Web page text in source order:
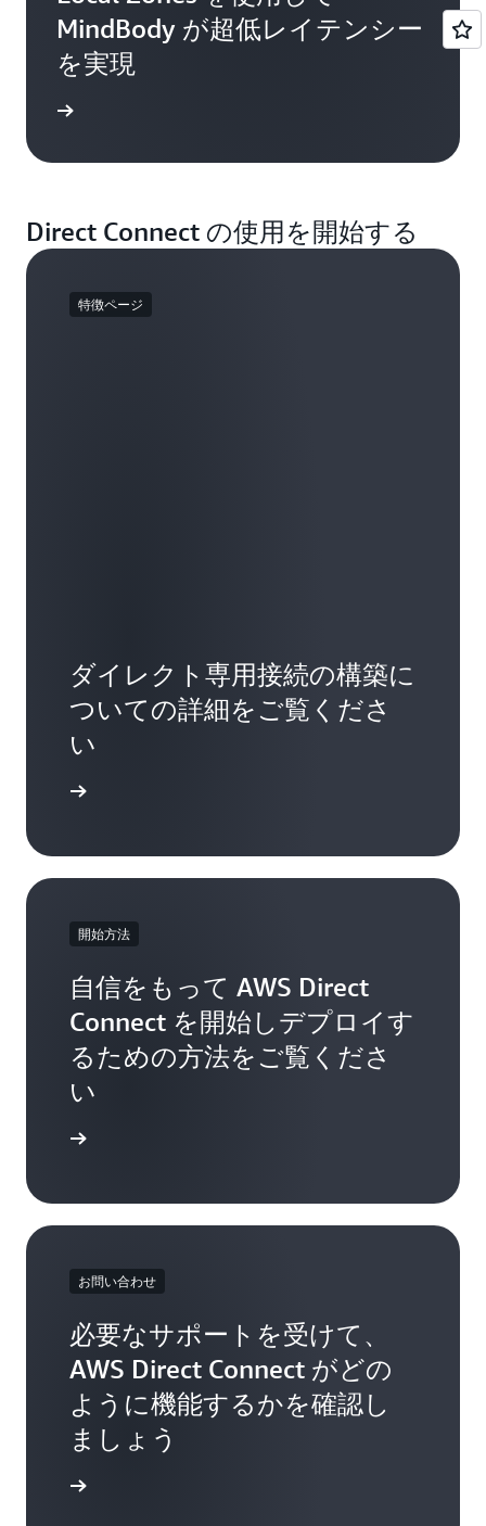
MindBody が超低レイテンシー
を実現
Direct Connect の使用を開始する
特徴ページ
ダイレクト専用接続の構築に
ついての詳細をご覧くださ
い
開始方法
自信をもって AWS Direct
Connect を開始しデプロイす
るための方法をご覧くださ
い
お問い合わせ
必要なサポートを受けて、
AWS Direct Connect がどの
ように機能するかを確認し
ましょう